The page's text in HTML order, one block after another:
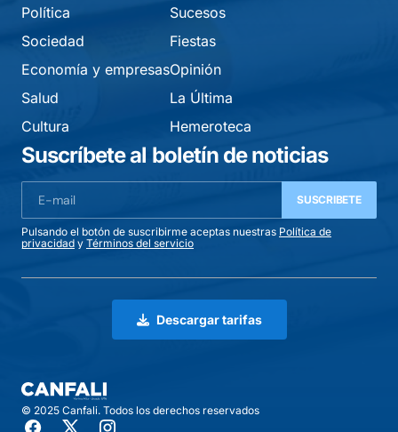
Política
Sociedad
Economía y empresas
Salud
Cultura
Sucesos
Fiestas
Opinión
La Última
Hemeroteca
Suscríbete al boletín de noticias
SUSCRIBETE
Pulsando el botón de suscribirme aceptas nuestras Política de
privacidad y Términos del servicio
Descargar tarifas
© 2025 Canfali. Todos los derechos reservados